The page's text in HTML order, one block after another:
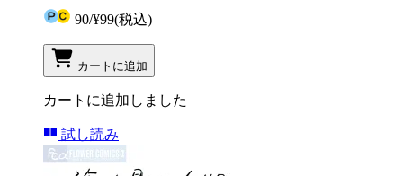
90/¥99(税込)
カートに追加
カートに追加しました
試し読み